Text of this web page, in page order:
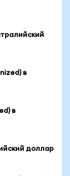
в
в
доллар